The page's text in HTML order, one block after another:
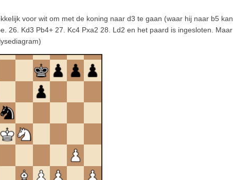
voor wit om met de koning naar d3 te gaan (waar hij naar b5 kan
26. Kd3 Pb4+ 27. Kc4 Pxa2 28. Ld2 en het paard is ingesloten. Maar